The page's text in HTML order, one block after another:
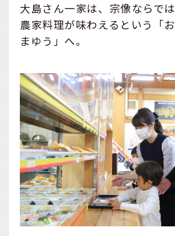
大島さん一家は、宗像ならで
農家料理が味わえるという「
まゆう」へ。